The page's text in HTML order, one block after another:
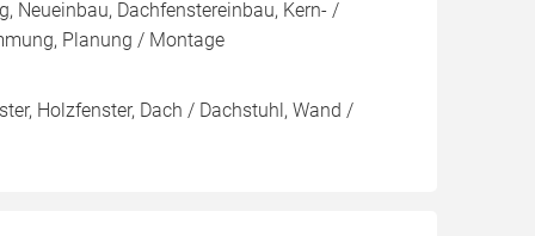
Neueinbau, Dachfenstereinbau, Kern- /
Planung / Montage
Holzfenster, Dach / Dachstuhl, Wand /